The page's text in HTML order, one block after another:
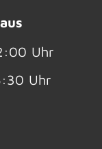
Uhr
Uhr